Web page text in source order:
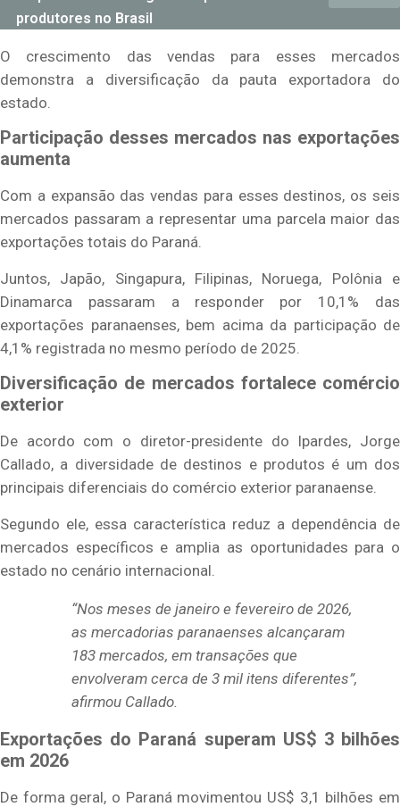
produtores no Brasil
O crescimento das vendas para esses mercados
demonstra a diversificação da pauta exportadora do
estado.
Participação desses mercados nas exportações
aumenta
Com a expansão das vendas para esses destinos, os seis
mercados passaram a representar uma parcela maior das
exportações totais do Paraná.
Juntos, Japão, Singapura, Filipinas, Noruega, Polônia e
Dinamarca passaram a responder por 10,1% das
exportações paranaenses, bem acima da participação de
4,1% registrada no mesmo período de 2025.
Diversificação de mercados fortalece comércio
exterior
De acordo com o diretor-presidente do Ipardes, Jorge
Callado, a diversidade de destinos e produtos é um dos
principais diferenciais do comércio exterior paranaense.
Segundo ele, essa característica reduz a dependência de
mercados específicos e amplia as oportunidades para o
estado no cenário internacional.
“Nos meses de janeiro e fevereiro de 2026,
as mercadorias paranaenses alcançaram
183 mercados, em transações que
envolveram cerca de 3 mil itens diferentes”,
afirmou Callado.
Exportações do Paraná superam US$ 3 bilhões
em 2026
De forma geral, o Paraná movimentou US$ 3,1 bilhões em